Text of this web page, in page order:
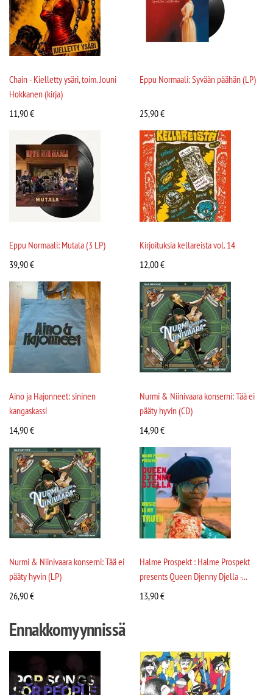
Chain - Kielletty ysäri, toim. Jouni
Hokkanen (kirja)
11,90€
Eppu Normaali: Syvään päähän (LP)
25,90€
Eppu Normaali: Mutala (3 LP)
39,90€
Kirjoituksia kellareista vol. 14
12,00€
Aino ja Hajonneet: sininen
kangaskassi
14,90€
Nurmi & Niinivaara konserni: Tää ei
pääty hyvin (CD)
14,90€
Nurmi & Niinivaara konserni: Tää ei
pääty hyvin (LP)
26,90€
Halme Prospekt : Halme Prospekt
presents Queen Djenny Djella -...
13,90€
Ennakkomyynnissä